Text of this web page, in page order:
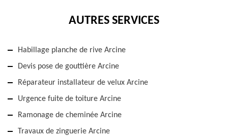
AUTRES SERVICES
Habillage planche de rive Arcine
Devis pose de gouttière Arcine
Réparateur installateur de velux Arcine
Urgence fuite de toiture Arcine
Ramonage de cheminée Arcine
Travaux de zinguerie Arcine